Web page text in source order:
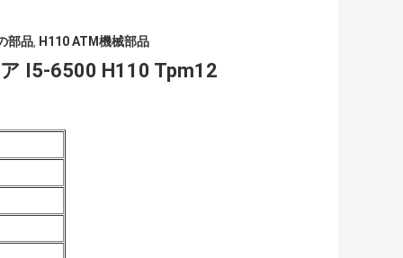
部品, H110 ATM機械部品
I5-6500 H110 Tpm12